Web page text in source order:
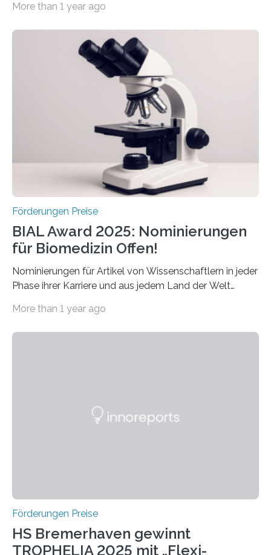
hochrangige wissenschaftliche Publikation zum Thema
Schlaganfall“ mit Sitz in Würzburg fördert die
Schlaganfallforschung, um die Behandlung der
Betroffenen zu verbessern. Dazu schreibt sie auch in
diesem Jahr wieder deutschlandweit den Hentschel-
Preis aus. Er richtet sich gezielt an jüngere
Forscherinnen und Forscher unter 40 Jahren. Geehrt
werden soll eine herausragende Doktorarbeit oder eine
hochrangige wissenschaftliche Publikation zum Thema
More than 1 year ago
Förderungen Preise
BIAL Award 2025: Nominierungen
für Biomedizin Offen!
Nominierungen für Artikel von Wissenschaftlern in jeder
Phase ihrer Karriere und aus jedem Land der Welt
Leben gerufen, um die bemerkenswertesten
Foundation, des BIAL Award in Biomedicine ist in
More than 1 year ago
Förderungen Preise
HS Bremerhaven gewinnt
TROPHELIA 2025 mit „Flexi-